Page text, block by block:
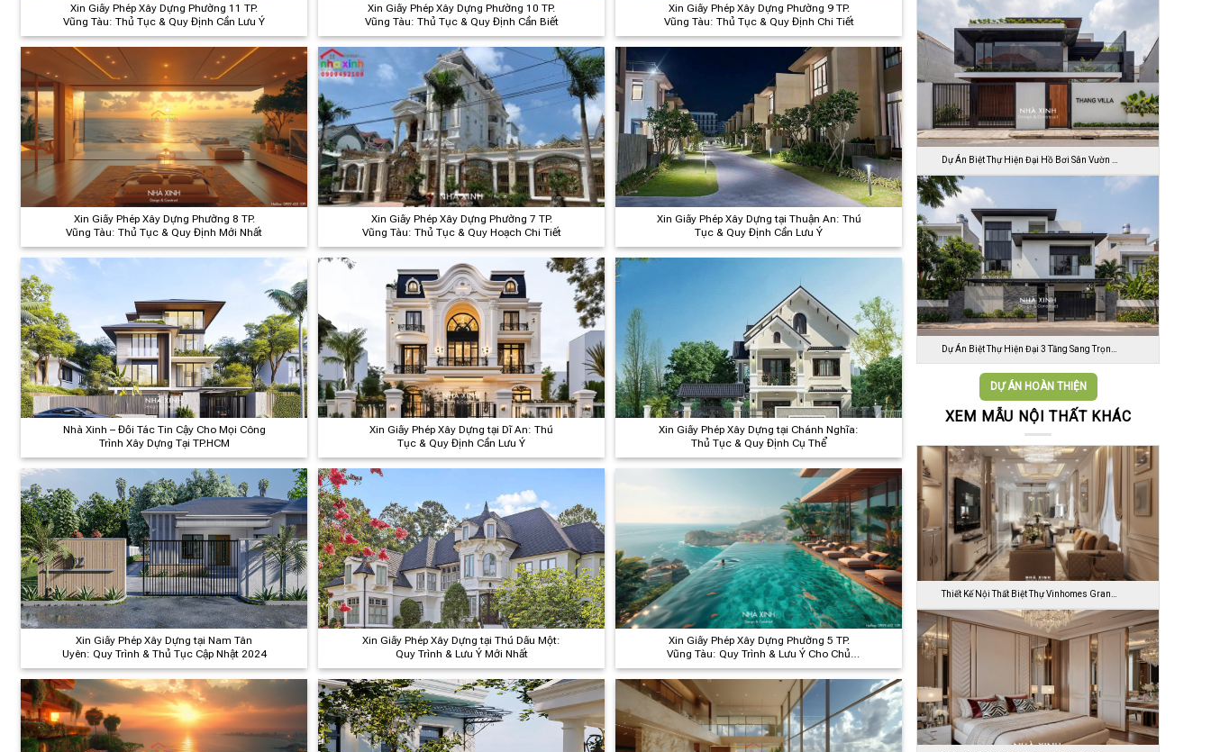
Xin Giấy Phép Xây Dựng Phường 11 TP.
Vũng Tàu: Thủ Tục & Quy Định Cần Lưu Ý
Xin Giấy Phép Xây Dựng Phường 10 TP.
Vũng Tàu: Thủ Tục & Quy Định Cần Biết
Xin Giấy Phép Xây Dựng Phường 9 TP.
Vũng Tàu: Thủ Tục & Quy Định Chi Tiết
Xin Giấy Phép Xây Dựng Phường 8 TP.
Vũng Tàu: Thủ Tục & Quy Định Mới Nhất
Xin Giấy Phép Xây Dựng Phường 7 TP.
Vũng Tàu: Thủ Tục & Quy Hoạch Chi Tiết
Xin Giấy Phép Xây Dựng tại Thuận An: Thủ
Tục & Quy Định Cần Lưu Ý
Nhà Xinh – Đối Tác Tin Cậy Cho Mọi Công
Trình Xây Dựng Tại TP.HCM
Xin Giấy Phép Xây Dựng tại Dĩ An: Thủ
Tục & Quy Định Cần Lưu Ý
Xin Giấy Phép Xây Dựng tại Chánh Nghĩa:
Thủ Tục & Quy Định Cụ Thể
Xin Giấy Phép Xây Dựng tại Nam Tân
Uyên: Quy Trình & Thủ Tục Cập Nhật 2024
Xin Giấy Phép Xây Dựng tại Thủ Dầu Một:
Quy Trình & Lưu Ý Mới Nhất
Xin Giấy Phép Xây Dựng Phường 5 TP.
Vũng Tàu: Quy Trình & Lưu Ý Cho Chủ
Đầu Tư
Dự Án Biệt Thự Hiện Đại Hồ Bơi Sân Vườn …
Dự Án Biệt Thự Hiện Đại 3 Tầng Sang Trọn…
DỰ ÁN HOÀN THIỆN
XEM MẪU NỘI THẤT KHÁC
Thiết Kế Nội Thất Biệt Thự Vinhomes Gran…